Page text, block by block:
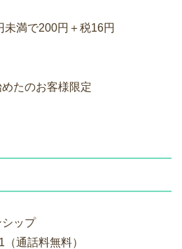
満で200円＋税16円
たのお客様限定
ップ
通話料無料）